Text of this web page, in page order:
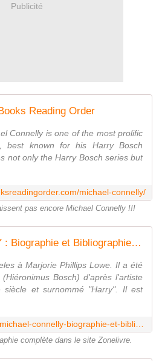
Publicité
Reading Order
Connelly is one of the most prolific
best known for his Harry Bosch
not only the Harry Bosch series but
michael-connelly/
pas encore Michael Connelly !!!
Michael CONNELLY : Biographie et Bibliographie - Zonelivre
à Marjorie Phillips Lowe. Il a été
Bosch) d'après l'artiste
siècle et surnommé "Harry". Il est
https://polar.zonelivre.fr/michael-connelly-biographie-et-bibliographie/
complète dans le site Zonelivre.